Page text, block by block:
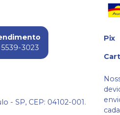
5539-3023
- SP, CEP: 04102-001.
Pix